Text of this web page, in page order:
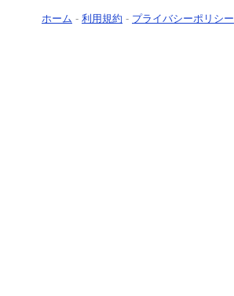
ホーム - 利用規約 - プライバシーポリシー